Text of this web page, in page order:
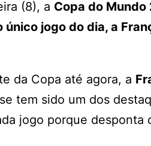
(8), a Copa do
único jogo do dia, a
da Copa até agora, a
tem sido um dos
jogo porque